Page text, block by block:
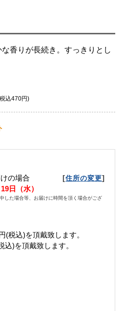
香りが長続き。すっきりとし
込470円)
の場合 [住所の変更]
日（水）
した場合等、お届けに時間を頂く場合がござ
(税込)を頂戴致します。
込)を頂戴致します。